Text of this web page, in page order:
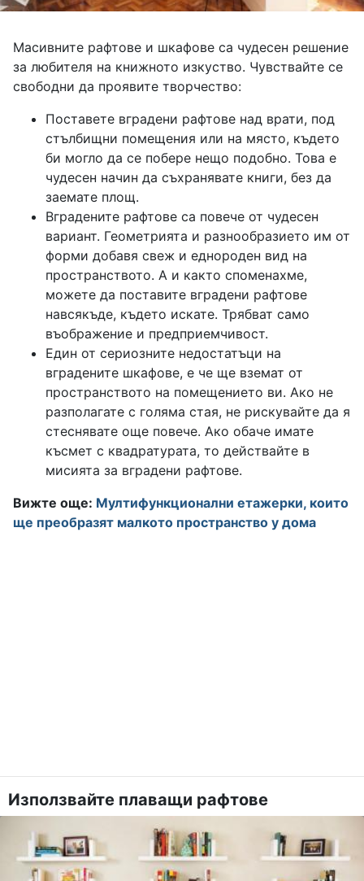
Масивните рафтове и шкафове са чудесен решение
за любителя на книжното изкуство. Чувствайте се
свободни да проявите творчество:
Поставете вградени рафтове над врати, под
стълбищни помещения или на място, където
би могло да се побере нещо подобно. Това е
чудесен начин да съхранявате книги, без да
заемате площ.
Вградените рафтове са повече от чудесен
вариант. Геометрията и разнообразието им от
форми добавя свеж и еднороден вид на
пространството. А и както споменахме,
можете да поставите вградени рафтове
навсякъде, където искате. Трябват само
въображение и предприемчивост.
Един от сериозните недостатъци на
вградените шкафове, е че ще вземат от
пространството на помещението ви. Ако не
разполагате с голяма стая, не рискувайте да я
стеснявате още повече. Ако обаче имате
късмет с квадратурата, то действайте в
мисията за вградени рафтове.
Вижте още: Мултифункционални етажерки, които
ще преобразят малкото пространство у дома
Използвайте плаващи рафтове